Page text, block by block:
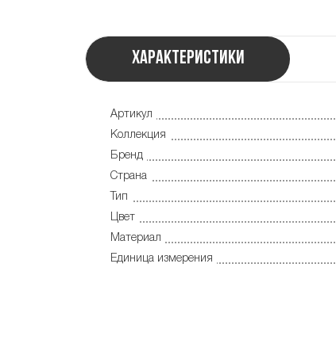
Характеристики
Артикул
Коллекция
Бренд
Страна
Тип
Цвет
Материал
Единица измерения